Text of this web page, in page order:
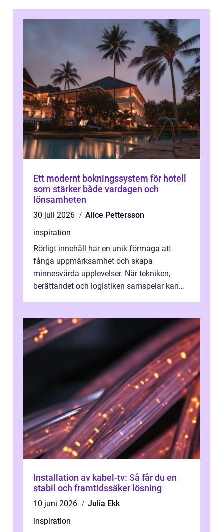
Ett modernt bokningssystem för hotell
som stärker både vardagen och
lönsamheten
30 juli 2026
Alice Pettersson
inspiration
Rörligt innehåll har en unik förmåga att
fånga uppmärksamhet och skapa
minnesvärda upplevelser. När tekniken,
berättandet och logistiken samspelar kan
Installation av kabel-tv: Så får du en
stabil och framtidssäker lösning
10 juni 2026
Julia Ekk
inspiration